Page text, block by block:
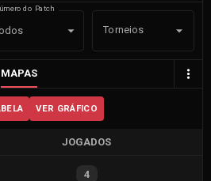
do Patch
Torneios
MAPAS
VER GRÁFICO
JOGADOS
4